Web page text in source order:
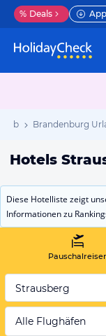
% Deals
Brandenburg
Hotels
Diese Hotelliste zeigt
Informationen zu
Strausberg
Alle Flughäfen